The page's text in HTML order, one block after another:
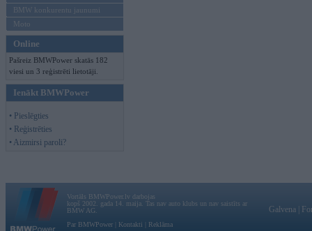
BMW konkurentu jaunumi
Moto
Online
Pašreiz BMWPower skatās 182
viesi un 3 reģistrēti lietotāji.
Ienākt BMWPower
• Pieslēgties
• Reģistrēties
• Aizmirsi paroli?
Vortāls BMWPower.lv darbojas
kopš 2002. gada 14. maija. Tas nav auto klubs un nav saistīts ar
BMW AG.
Par BMWPower
Kontakti Reklāma
Galvena